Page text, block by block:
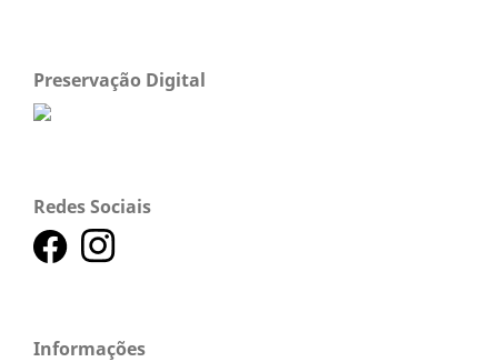
Preservação Digital
Redes Sociais
Informações